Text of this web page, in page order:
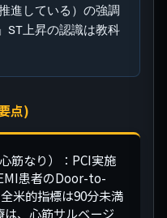
進している）の強調
ST上昇の認識は教科
点)
筋なり）：PCI実施
患者のDoor-to-
米的指標は90分未満
、心筋サルベージ